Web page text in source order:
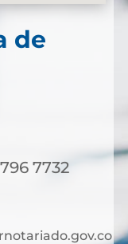
de
7732